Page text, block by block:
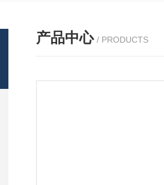
产品中心 / PRODUCTS